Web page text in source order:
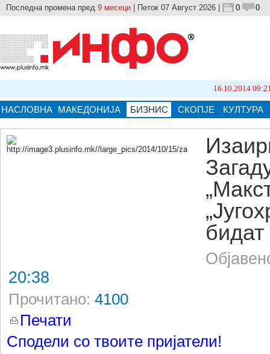
Последна промена пред 9 месеци | Петок 07 Август 2026 | 0 0
16.10.2014 09:21
НАСЛОВНА МАКЕДОНИЈА БИЗНИС СКОПЈЕ КУЛТУРА
бидат
20:38
Прочитано: 4100
Печати
Сподели со твоите пријатели!